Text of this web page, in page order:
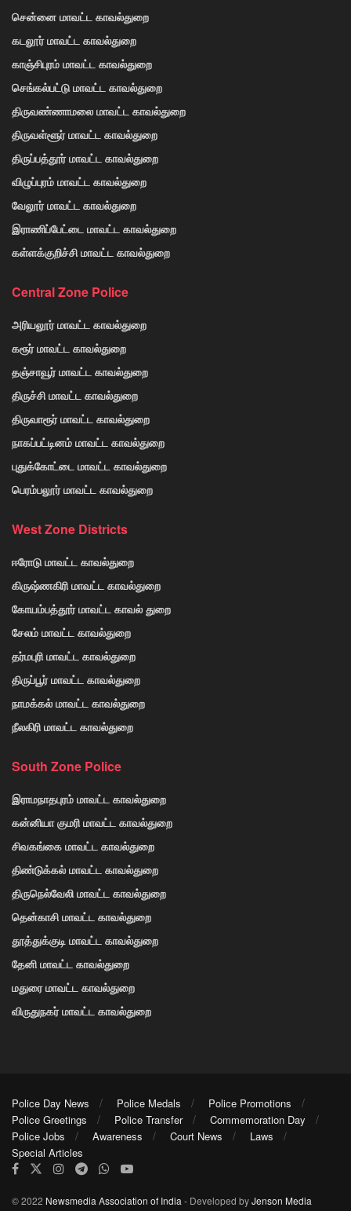
சென்னை மாவட்ட காவல்துறை
கடலூர் மாவட்ட காவல்துறை
காஞ்சிபுரம் மாவட்ட காவல்துறை
செங்கல்பட்டு மாவட்ட காவல்துறை
திருவண்ணாமலை மாவட்ட காவல்துறை
திருவள்ளூர் மாவட்ட காவல்துறை
திருப்பத்தூர் மாவட்ட காவல்துறை
விழுப்புரம் மாவட்ட காவல்துறை
வேலூர் மாவட்ட காவல்துறை
இராணிப்பேட்டை மாவட்ட காவல்துறை
கள்ளக்குறிச்சி மாவட்ட காவல்துறை
Central Zone Police
அரியலூர் மாவட்ட காவல்துறை
கரூர் மாவட்ட காவல்துறை
தஞ்சாவூர் மாவட்ட காவல்துறை
திருச்சி மாவட்ட காவல்துறை
திருவாரூர் மாவட்ட காவல்துறை
நாகப்பட்டினம் மாவட்ட காவல்துறை
புதுக்கோட்டை மாவட்ட காவல்துறை
பெரம்பலூர் மாவட்ட காவல்துறை
West Zone Districts
ஈரோடு மாவட்ட காவல்துறை
கிருஷ்ணகிரி மாவட்ட காவல்துறை
கோயம்பத்தூர் மாவட்ட காவல் துறை
சேலம் மாவட்ட காவல்துறை
தர்மபுரி மாவட்ட காவல்துறை
திருப்பூர் மாவட்ட காவல்துறை
நாமக்கல் மாவட்ட காவல்துறை
நீலகிரி மாவட்ட காவல்துறை
South Zone Police
இராமநாதபுரம் மாவட்ட காவல்துறை
கன்னியா குமரி மாவட்ட காவல்துறை
சிவகங்கை மாவட்ட காவல்துறை
திண்டுக்கல் மாவட்ட காவல்துறை
திருநெல்வேலி மாவட்ட காவல்துறை
தென்காசி மாவட்ட காவல்துறை
தூத்துக்குடி மாவட்ட காவல்துறை
தேனி மாவட்ட காவல்துறை
மதுரை மாவட்ட காவல்துறை
விருதுநகர் மாவட்ட காவல்துறை
Police Day News Police Medals
Police Promotions
Police Greetings
Police Transfer
Commemoration Day
Police Jobs
Awareness Court News
Laws
Special Articles
© 2022 Newsmedia Association of India - Developed byJenson Media